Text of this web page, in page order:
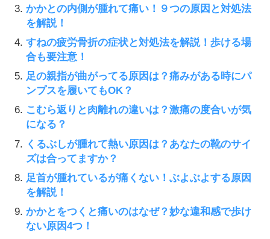
かかとの内側が腫れて痛い！９つの原因と対処法
を解説！
すねの疲労骨折の症状と対処法を解説！歩ける場
合も要注意！
足の親指が曲がってる原因は？痛みがある時にパ
ンプスを履いてもOK？
こむら返りと肉離れの違いは？激痛の度合いが気
になる？
くるぶしが腫れて熱い原因は？あなたの靴のサイ
ズは合ってますか？
足首が腫れているが痛くない！ぶよぶよする原因
を解説！
かかとをつくと痛いのはなぜ？妙な違和感で歩け
ない原因4つ！